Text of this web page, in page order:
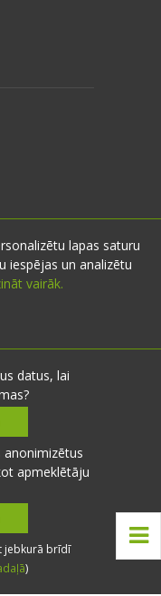
·
politika
lapas saturu
iespējas un analizētu
vairāk.
datus, lai
apmeklētāju
jebkurā brīdī
)